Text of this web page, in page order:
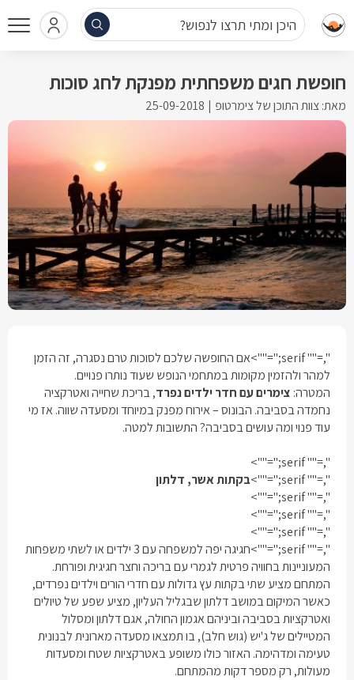
היכן ומתי תרצו לנפוש?
חופשת חגים משפחתית מפנקת לחג סוכות
מאת: צוות התוכן של צימרטופ 25-09-2018
",="" serif;"="">
אם החופשה שלכם לסוכות טרם נסגרה, זה הזמן
למהר ולהזמין מקומות במתחמי הנופש שעוד נותרו פנויים.
המטרה: צימרים עם חדר ילדים נפרד,בריכת שחייה ואטרקציה
נחמדה בסביבה. הבונוס – אירוח מפנק במיוחד ומסעדה שווה. אז מי
עוד פנוי ומה עושים בסביבה? התשובות למטה.
",="" serif;"="">
",="" serif;"="">
בקתות אשר, דלתון
",="" serif;"="">
",="" serif;"="">
",="" serif;"="">
",="" serif;"="">
חגיגה יפה למשפחה עם 3 ילדים או לשתי משפחות
המעוניינות בחוויה פרטית לגמרי עם בריכה וחצר חגיגית ופורחת.
המתחם מציע שתי בקתות עץ גדולות עם חדרי הורים וילדים נפרדים,
כאשר המיקום במושב דלתון שבגליל העליון, מציע שפע של טיולים
ואטרקציות בסביבה וביניהם אגמון החולה, אגם דלתון ומסלול
המטיילים של ג'יש (גוש חלב), בו תמצאו מסעדה מארונית לבנונית
טעימה ומדהימה. האזור כולו משופע באטרקציות שטח ומסעדות
מעולות, רק מספר דקות מהמתחם.